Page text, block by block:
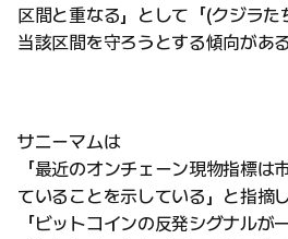
区間と重なる」として「(クジラた
当該区間を守ろうとする傾向があ
サニーマムは
「最近のオンチェーン現物指標は
ていることを示している」と指摘
「ビットコインの反発シグナルが